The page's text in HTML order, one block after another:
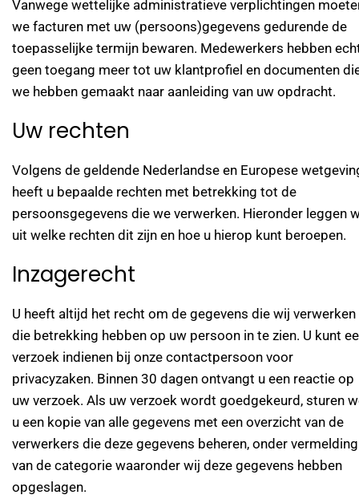
Vanwege wettelijke administratieve verplichtingen
we facturen met uw (persoons)gegevens gedurende de
toepasselijke termijn bewaren. Medewerkers hebben
geen toegang meer tot uw klantprofiel en documenten
we hebben gemaakt naar aanleiding van uw opdracht.
Uw rechten
Volgens de geldende Nederlandse en Europese
heeft u bepaalde rechten met betrekking tot de
persoonsgegevens die we verwerken. Hieronder leggen
uit welke rechten dit zijn en hoe u hierop kunt beroepen.
Inzagerecht
U heeft altijd het recht om de gegevens die wij verwerken
die betrekking hebben op uw persoon in te zien. U kunt
verzoek indienen bij onze contactpersoon voor
privacyzaken. Binnen 30 dagen ontvangt u een reactie op
uw verzoek. Als uw verzoek wordt goedgekeurd, sturen
u een kopie van alle gegevens met een overzicht van de
verwerkers die deze gegevens beheren, onder vermelding
van de categorie waaronder wij deze gegevens hebben
opgeslagen.